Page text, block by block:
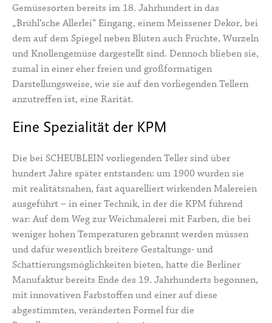
Gemüsesorten bereits im 18. Jahrhundert in das
„Brühl‘sche Allerlei“ Eingang, einem Meissener Dekor, bei
dem auf dem Spiegel neben Blüten auch Früchte, Wurzeln
und Knollengemüse dargestellt sind. Dennoch blieben sie,
zumal in einer eher freien und großformatigen
Darstellungsweise, wie sie auf den vorliegenden Tellern
anzutreffen ist, eine Rarität.
Eine Spezialität der KPM
Die bei SCHEUBLEIN vorliegenden Teller sind über
hundert Jahre später entstanden: um 1900 wurden sie
mit realitätsnahen, fast aquarelliert wirkenden Malereien
ausgeführt – in einer Technik, in der die KPM führend
war: Auf dem Weg zur Weichmalerei mit Farben, die bei
weniger hohen Temperaturen gebrannt werden müssen
und dafür wesentlich breitere Gestaltungs- und
Schattierungsmöglichkeiten bieten, hatte die Berliner
Manufaktur bereits Ende des 19. Jahrhunderts begonnen,
mit innovativen Farbstoffen und einer auf diese
abgestimmten, veränderten Formel für die